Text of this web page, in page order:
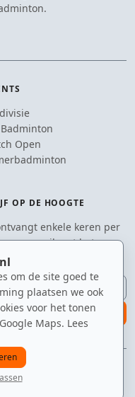
om de site goed te
plaatsen we ook
voor het tonen
Maps. Lees
Open
OP DE HOOGTE
enkele keren per
een e-mail met het
badmintonnieuws.
aanmelden
constante factor in je
zomer